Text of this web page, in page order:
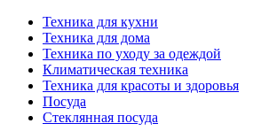
Техника для кухни
Техника для дома
Техника по уходу за одеждой
Климатическая техника
Техника для красоты и здоровья
Посуда
Стеклянная посуда